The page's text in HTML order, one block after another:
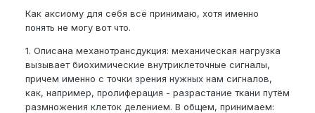
Как аксиому для себя всё принимаю, хотя именно
понять не могу вот что.
1. Описана механотрансдукция: механическая нагрузка
вызывает биохимические внутриклеточные сигналы,
причем именно с точки зрения нужных нам сигналов,
как, например, пролиферация - разрастание ткани путём
размножения клеток делением. В общем, принимаем: